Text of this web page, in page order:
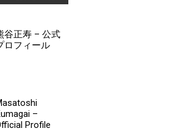
谷正寿 – 公式
ロフィール
–
Profile